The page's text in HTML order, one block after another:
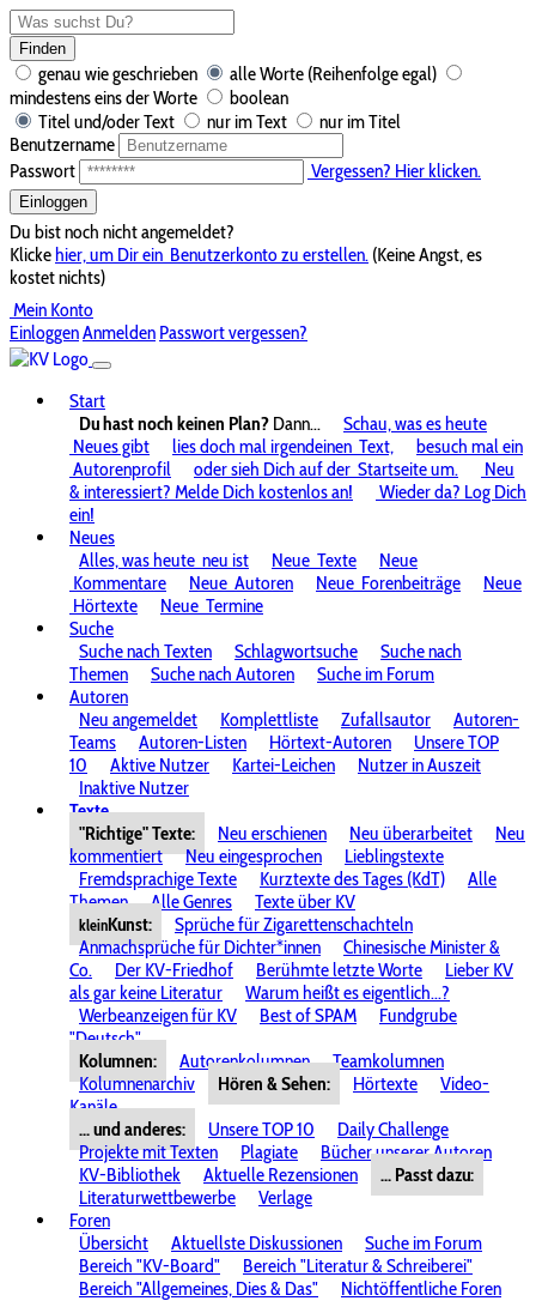
Finden
genau wie geschrieben
alle Worte (Reihenfolge egal)
mindestens eins der Worte
boolean
Titel und/oder Text
nur im Text
nur im Titel
Benutzername
Passwort
Vergessen? Hier klicken.
Einloggen
Du bist noch nicht angemeldet?
Klickehier, um Dir ein Benutzerkonto zu erstellen. (Keine Angst, es
kostet nichts)
Mein Konto
EinloggenAnmelden Passwort vergessen?
Start
Du hast noch keinen Plan? Dann...
Schau, was es heute
Neues gibt
lies doch mal irgendeinen Text,
besuch mal ein
Autorenprofil
oder sieh Dich auf der Startseite um.
Neu
& interessiert? Melde Dich kostenlos an!
Wieder da? Log Dich
ein!
Neues
Alles, was heute neu ist Neue Texte
Neue
Kommentare
Neue Autoren Neue Forenbeiträge
Neue
Hörtexte
Neue Termine
Suche
Suche nach Texten
Schlagwortsuche
Suche nach
Themen
Suche nach Autoren
Suche im Forum
Autoren
Neu angemeldet
Komplettliste Zufallsautor
Autoren-
Teams
Autoren-Listen Hörtext-Autoren
Unsere TOP
10
Aktive Nutzer Kartei-Leichen
Nutzer in Auszeit
Inaktive Nutzer
Texte
"Richtige" Texte:
Neu erschienen Neu überarbeitet
Neu
kommentiert
Neu eingesprochen
Lieblingstexte
Fremdsprachige Texte
Kurztexte des Tages (KdT)
Alle
Themen
Alle Genres Texte über KV
kleinKunst:
Sprüche für Zigarettenschachteln
Anmachsprüche für Dichter*innen
Chinesische Minister &
Co.
Der KV-Friedhof Berühmte letzte Worte
Lieber KV
als gar keine Literatur
Warum heißt es eigentlich...?
Werbeanzeigen für KV
Best of SPAM
Fundgrube
"Deutsch"
Kolumnen:
Autorenkolumnen
Teamkolumnen
Kolumnenarchiv
Hören & Sehen: Hörtexte
Video-
Kanäle
... und anderes:
Unsere TOP 10
Daily Challenge
Projekte mit Texten
Plagiate
Bücher unserer Autoren
KV-Bibliothek
Aktuelle Rezensionen
... Passt dazu:
Literaturwettbewerbe
Verlage
Foren
Übersicht
Aktuellste Diskussionen
Suche im Forum
Bereich "KV-Board"
Bereich "Literatur & Schreiberei"
Bereich "Allgemeines, Dies & Das"
Nichtöffentliche Foren